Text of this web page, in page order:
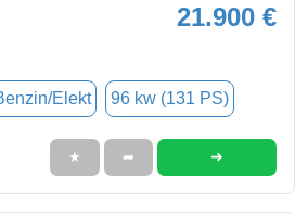
21.900 €
Elekt 96 kw (131 PS)
★ ➦ ➜